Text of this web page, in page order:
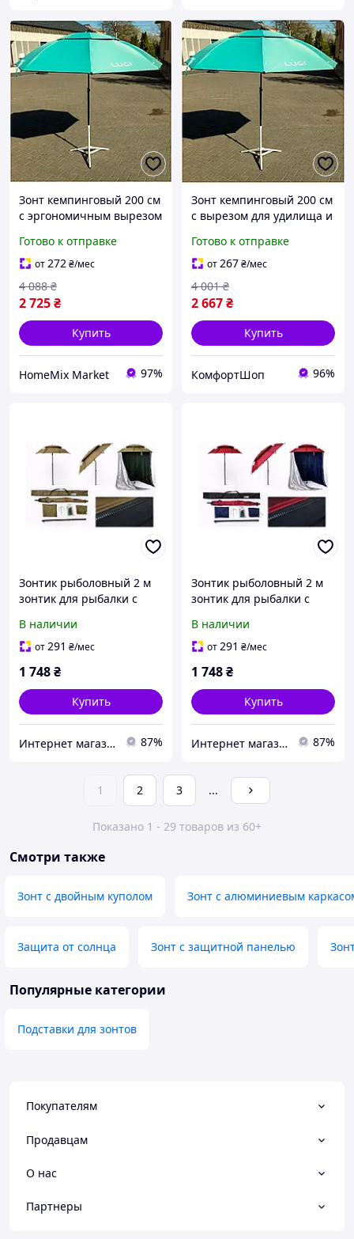
Зонт кемпинговый 200 см
с эргономичным вырезом
вентиляцией синий HM-
3949
Готово к отправке
от272₴/мес
2 725₴
4 088 ₴
Купить
HomeMix Market 97%
Зонт кемпинговый 200 см
с вырезом для удилища и
синий FK-6614
Готово к отправке
от267₴/мес
2 667₴
4 001 ₴
Купить
КомфортШоп 96%
Зонтик рыболовный 2 м
зонтик для рыбалки с
вентиляции боковая
стенка крючки для
туристический Хаки
В наличии
от291 ₴/мес
1 748₴
Купить
Интернет магазин «Fullmarket» 87%
Зонтик рыболовный 2 м
зонтик для рыбалки с
вентиляции боковая
стенка крючки для
туристический
В наличии
от291 ₴/мес
1 748₴
Купить
Интернет магазин «Fullmarket» 87%
1 2 3 ...
Показано 1 - 29 товаров из 60+
Смотри также
Зонт с двойным куполом Зонт с алюминиевым
Защита от солнца Зонт с защитной панелью
Популярные категории
Подставки для зонтов
Покупателям
Продавцам
О нас
Партнеры